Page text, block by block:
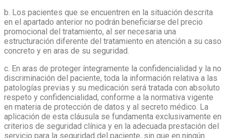
b. Los pacientes que se encuentren en la situación descrita
en el apartado anterior no podrán beneficiarse del precio
promocional del tratamiento, al ser necesaria una
estructuración diferente del tratamiento en atención a su caso
concreto y en aras de su seguridad.
c. En aras de proteger íntegramente la confidencialidad y la no
discriminación del paciente, toda la información relativa a las
patologías previas y su medicación será tratada con absoluto
respeto y confidencialidad, conforme a la normativa vigente
en materia de protección de datos y al secreto médico. La
aplicación de esta cláusula se fundamenta exclusivamente en
criterios de seguridad clínica y en la adecuada prestación del
servicio para la seguridad del paciente, sin que en ningún